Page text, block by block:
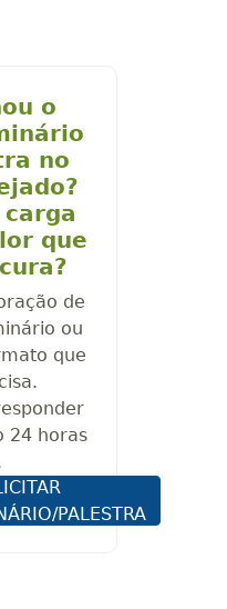
o
no
carga
que
de
ou
que
24 horas
PALESTRA